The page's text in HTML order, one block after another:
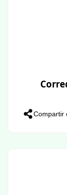
Compartir